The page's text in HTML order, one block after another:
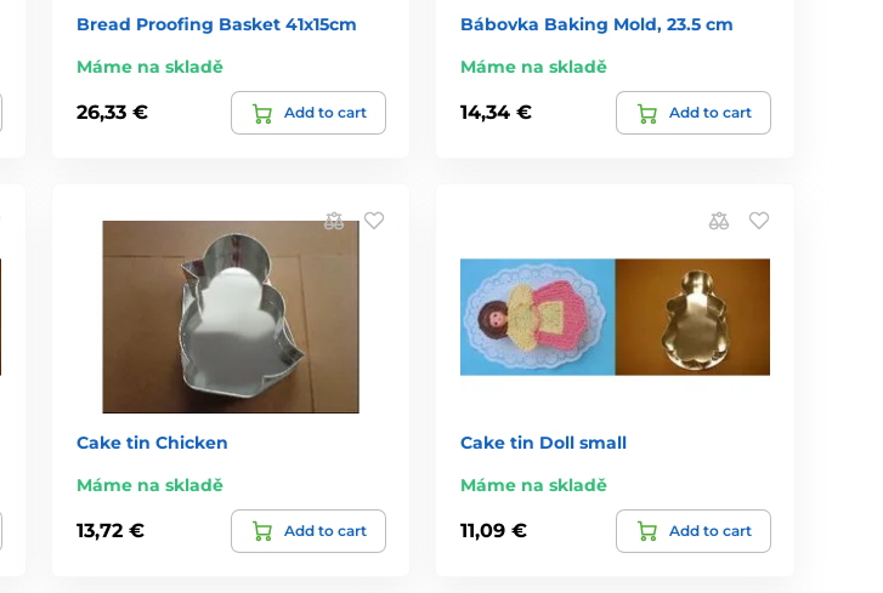
Bread Proofing Basket 41x15cm
Máme na skladě
26,33 € Add to cart
Bábovka Baking Mold, 23.5 cm
Máme na skladě
14,34 € Add to cart
Cake tin Chicken
Máme na skladě
13,72 € Add to cart
Cake tin Doll small
Máme na skladě
11,09 € Add to cart